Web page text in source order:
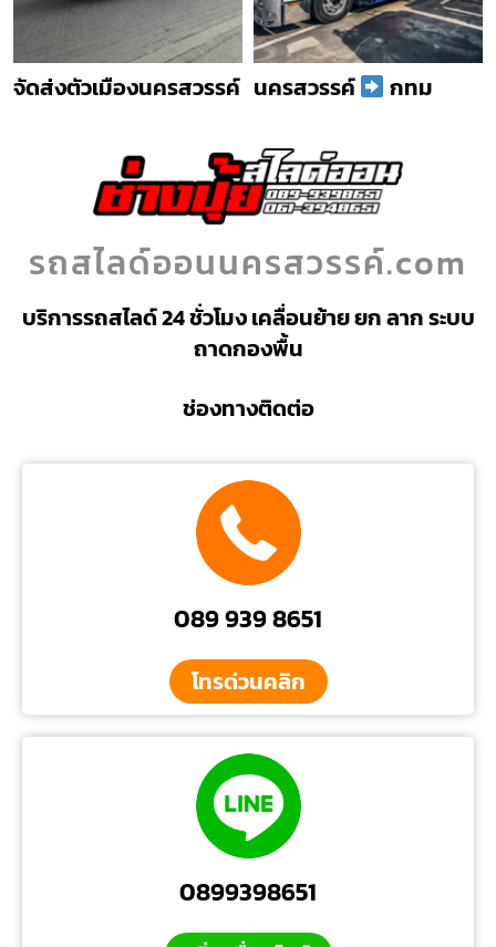
จัดส่งตัวเมืองนครสวรรค์ นครสวรรค์ กทม
รถสไลด์ออนนครสวรรค์.com
บริการรถสไลด์ 24 ชั่วโมง เคลื่อนย้าย ยก ลาก ระบบ
ถาดกองพื้น
ช่องทางติดต่อ
089 939 8651
โทรด่วนคลิก
0899398651